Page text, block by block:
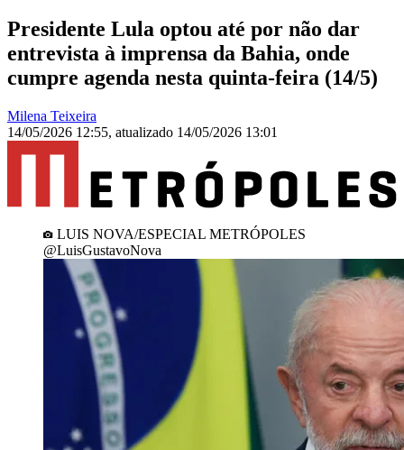
Presidente Lula optou até por não dar
entrevista à imprensa da Bahia, onde
cumpre agenda nesta quinta-feira (14/5)
Milena Teixeira
14/05/2026 12:55, atualizado 14/05/2026 13:01
LUIS NOVA/ESPECIAL METRÓPOLES
@LuisGustavoNova